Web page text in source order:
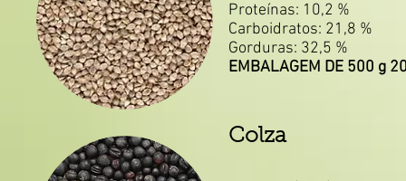
Proteínas: 10,2 %
Carboidratos: 21,8 %
Gorduras: 32,5 %
EMBALAGEM DE 500 g
Colza